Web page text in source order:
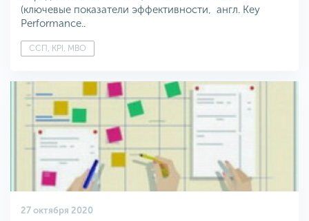
(ключевые показатели эффективности, англ. Key
Performance..
ССП, KPI, MBO
27 октября 2020